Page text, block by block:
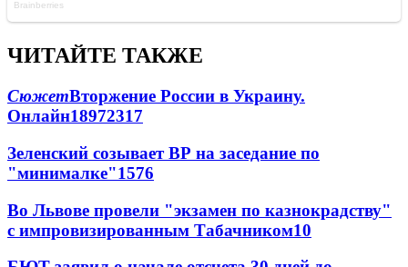
ЧИТАЙТЕ ТАКЖЕ
СюжетВторжение России в Украину.
Онлайн18972317
Зеленский созывает ВР на заседание по
"минималке"1576
Во Львове провели "экзамен по казнокрадству"
с импровизированным Табачником10